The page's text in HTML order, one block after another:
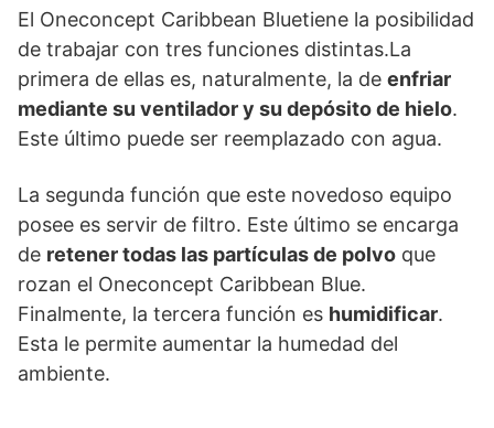
El Oneconcept Caribbean Bluetiene la posibilidad
de trabajar con tres funciones distintas.La
primera de ellas es, naturalmente, la de enfriar
mediante su ventilador y su depósito de hielo.
Este último puede ser reemplazado con agua.
La segunda función que este novedoso equipo
posee es servir de filtro. Este último se encarga
de retener todas las partículas de polvo que
rozan el Oneconcept Caribbean Blue.
Finalmente, la tercera función es humidificar.
Esta le permite aumentar la humedad del
ambiente.